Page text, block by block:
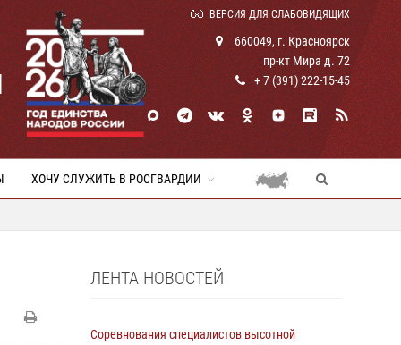
ВЕРСИЯ ДЛЯ СЛАБОВИДЯЩИХ
660049, г. Красноярск
пр-кт Мира д. 72
+ 7 (391) 222-15-45
ХОЧУ СЛУЖИТЬ В РОСГВАРДИИ
ЛЕНТА НОВОСТЕЙ
Соревнования специалистов высотной